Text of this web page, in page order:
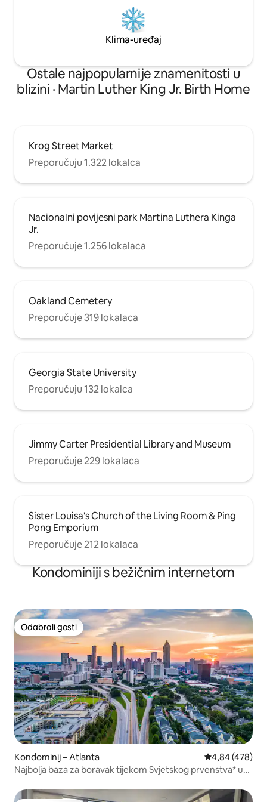
Klima-uređaj
Ostale najpopularnije znamenitosti u
blizini · Martin Luther King Jr. Birth Home
Krog Street Market
Preporučuju 1.322 lokalca
Nacionalni povijesni park Martina Luthera Kinga
Jr.
Preporučuje 1.256 lokalaca
Oakland Cemetery
Preporučuje 319 lokalaca
Georgia State University
Preporučuju 132 lokalca
Jimmy Carter Presidential Library and Museum
Preporučuje 229 lokalaca
Sister Louisa's Church of the Living Room & Ping
Pong Emporium
Preporučuje 212 lokalaca
Kondominiji s bežičnim internetom
Odabrali gosti
Odabrali gosti
Kondominij – Atlanta Prosječna
4,84 (478)
Najbolja baza za boravak tijekom Svjetskog prvenstva* u